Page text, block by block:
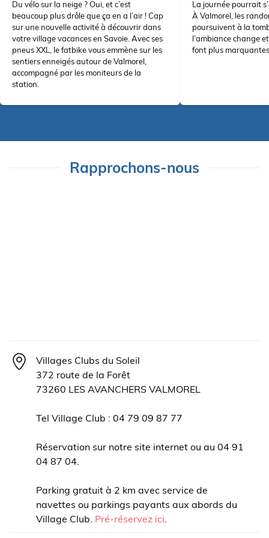
Du vélo sur la neige ? Oui, et c’est
beaucoup plus drôle que ça en a l’air ! Cap
sur une nouvelle activité à découvrir dans
votrevillage vacances en Savoie. Avec ses
pneus XXL, le fatbike vous emmène sur les
sentiers enneigés autour de Valmorel,
accompagné par les moniteurs de la
station.
La journée pourrait
À Valmorel, les
poursuivent à la
l’ambiance change
font plus
Rapprochons-nous
Villages Clubs du Soleil
372 route de la Forêt
73260 LES AVANCHERS VALMOREL
Tel Village Club : 04 79 09 87 77
Réservation sur notre site internet ou au 04 91
04 87 04.
Parking gratuit à 2 km avec service de
navettes ou parkings payants aux abords du
Village Club. Pré-réservez ici.